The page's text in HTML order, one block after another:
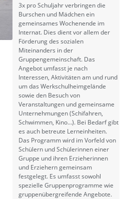
3x pro Schuljahr verbringen die
Burschen und Mädchen ein
gemeinsames Wochenende im
Internat. Dies dient vor allem der
Förderung des sozialen
Miteinanders in der
Gruppengemeinschaft. Das
Angebot umfasst je nach
Interessen, Aktivitäten am und rund
um das Werkschulheimgelände
sowie den Besuch von
Veranstaltungen und gemeinsame
Unternehmungen (Schifahren,
Schwimmen, Kino…). Bei Bedarf gibt
es auch betreute Lerneinheiten.
Das Programm wird im Vorfeld von
Schülern und Schülerinnen einer
Gruppe und ihren Erzieherinnen
und Erziehern gemeinsam
festgelegt. Es umfasst sowohl
spezielle Gruppenprogramme wie
gruppenübergreifende Angebote.